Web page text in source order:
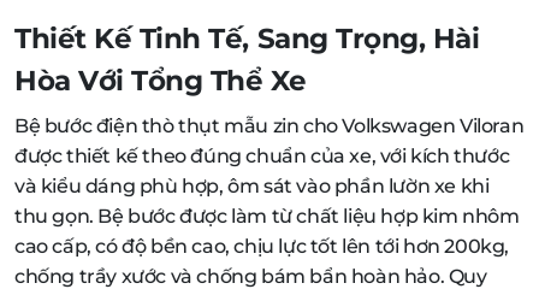
Thiết Kế Tinh Tế, Sang Trọng, Hài
Hòa Với Tổng Thể Xe
Bệ bước điện thò thụt mẫu zin cho Volkswagen Viloran
được thiết kế theo đúng chuẩn của xe, với kích thước
và kiểu dáng phù hợp, ôm sát vào phần lườn xe khi
thu gọn. Bệ bước được làm từ chất liệu hợp kim nhôm
cao cấp, có độ bền cao, chịu lực tốt lên tới hơn 200kg,
chống trầy xước và chống bám bẩn hoàn hảo. Quy